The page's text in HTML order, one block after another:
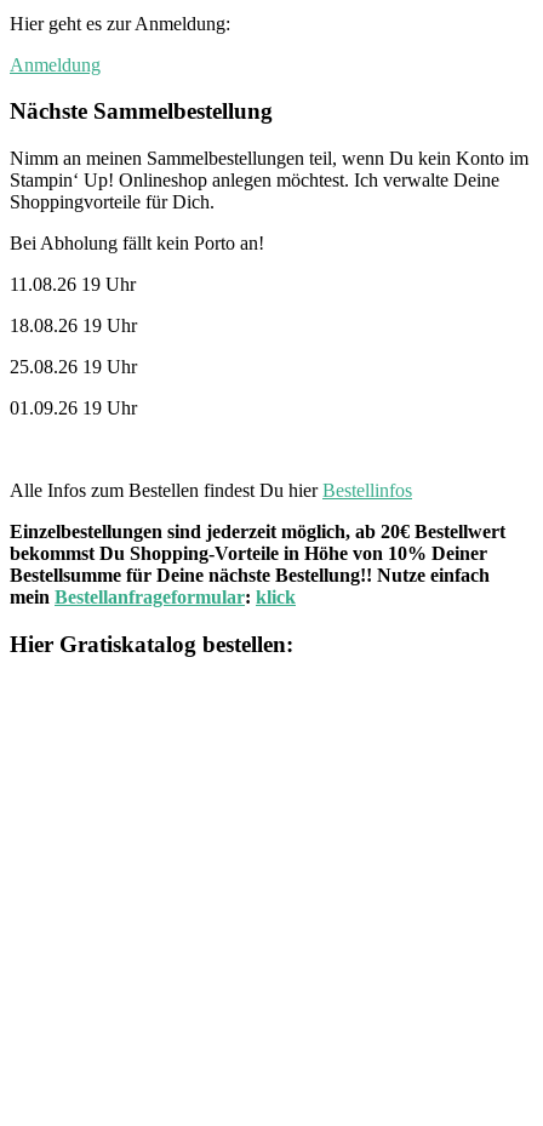
Hier geht es zur Anmeldung:
Anmeldung
Nächste Sammelbestellung
Nimm an meinen Sammelbestellungen teil, wenn Du kein Konto im
Stampin‘ Up! Onlineshop anlegen möchtest. Ich verwalte Deine
Shoppingvorteile für Dich.
Bei Abholung fällt kein Porto an!
11.08.26 19 Uhr
18.08.26 19 Uhr
25.08.26 19 Uhr
01.09.26 19 Uhr
Alle Infos zum Bestellen findest Du hierBestellinfos
Einzelbestellungen sind jederzeit möglich, ab 20€ Bestellwert
bekommst Du Shopping-Vorteile in Höhe von 10% Deiner
Bestellsumme für Deine nächste Bestellung!! Nutze einfach
mein Bestellanfrageformular: klick
Hier Gratiskatalog bestellen: